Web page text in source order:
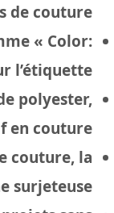
de couture.
« Color:
l’étiquette.
polyester,
en couture.
couture, la
surjeteuse.